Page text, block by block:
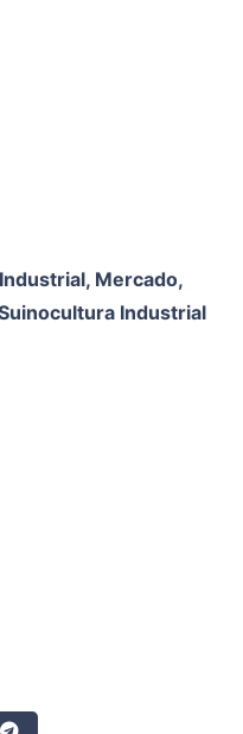
, Mercado,
Industrial